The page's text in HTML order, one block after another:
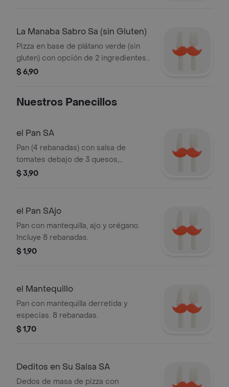
La Manaba Sabro Sa (sin Gluten)
Pizza en base de plátano verde (sin
gluten) con opción de 2 ingredientes
a elección. Imagen muestra queso,
$ 6,90
Nuestros Panecillos
el Pan SA
Pan (4 rebanadas) con salsa de
tomates debajo de 3 quesos,
mozarella, dambo y parmesano.
$ 3,90
el Pan SAjo
Pan con mantequilla, ajo y orégano.
Incluye 8 rebanadas.
$ 1,90
el Mantequillo
Pan con mantequilla derretida y
especias. 8 rebanadas.
$ 1,70
Deditos en Su Salsa SA
Dedos de masa de pizza con